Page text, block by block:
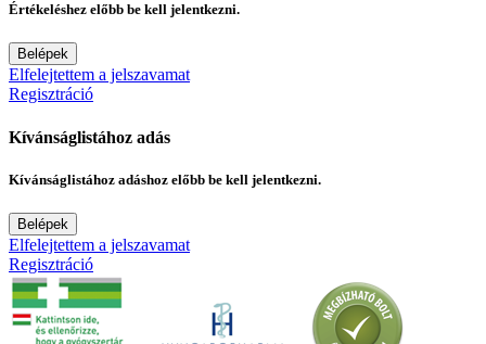
Értékeléshez előbb be kell jelentkezni.
Belépek
Elfelejtettem a jelszavamat
Regisztráció
Kívánságlistához adás
Kívánságlistához adáshoz előbb be kell jelentkezni.
Belépek
Elfelejtettem a jelszavamat
Regisztráció